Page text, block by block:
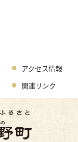
アクセス情報
関連リンク